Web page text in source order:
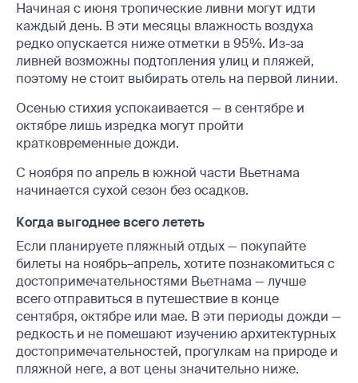
Начиная с июня тропические ливни могут идти
каждый день. В эти месяцы влажность воздуха
редко опускается ниже отметки в 95%. Из-за
ливней возможны подтопления улиц и пляжей,
поэтому не стоит выбирать отель на первой линии.
Осенью стихия успокаивается — в сентябре и
октябре лишь изредка могут пройти
кратковременные дожди.
С ноября по апрель в южной части Вьетнама
начинается сухой сезон без осадков.
Когда выгоднее всего лететь
Если планируете пляжный отдых — покупайте
билеты на ноябрь–апрель, хотите познакомиться с
достопримечательностями Вьетнама — лучше
всего отправиться в путешествие в конце
сентября, октябре или мае. В эти периоды дожди —
редкость и не помешают изучению архитектурных
достопримечательностей, прогулкам на природе и
пляжной неге, а вот цены значительно ниже.